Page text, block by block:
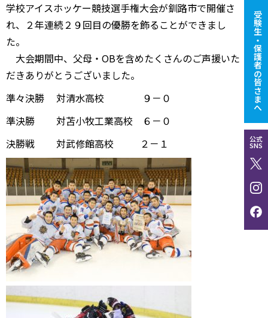
受験生・保護者の皆さまへ
公式
SNS
学校アイスホッケー競技選手権大会が釧路市で開催さ
れ、２年連続２９回目の優勝を飾ることができまし
た。
大会期間中、父母・OBを含めたくさんのご声援いた
だきありがとうございました。
準々決勝 対清水高校 ９－０
準決勝 対苫小牧工業高校 ６－０
決勝戦 対武修館高校 ２－１